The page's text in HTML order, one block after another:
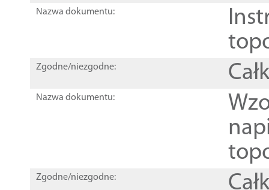
Nazwa dokumentu:
Zgodne/niezgodne:
Nazwa dokumentu:
Zgodne/niezgodne: